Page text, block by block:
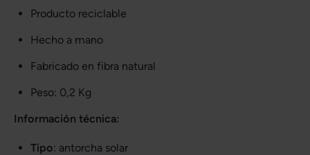
Producto reciclable
Hecho a mano
Fabricado en fibra natural
Peso: 0,2 Kg
Información técnica:
Tipo: antorcha solar